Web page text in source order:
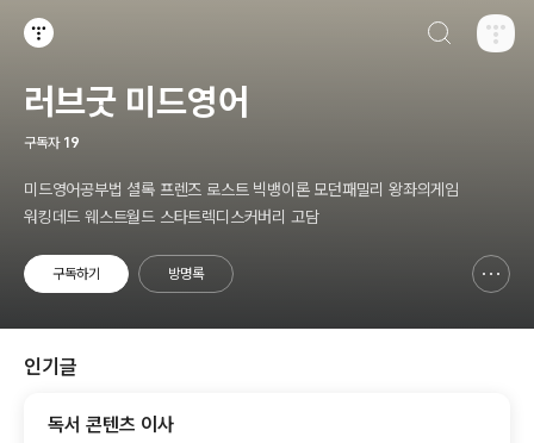
러브굿 미드영어
구독자 19
미드영어공부법 셜록 프렌즈 로스트 빅뱅이론 모던패밀리 왕좌의게임
워킹데드 웨스트월드 스타트렉디스커버리 고담
구독하기 방명록
인기글
독서 콘텐츠 이사